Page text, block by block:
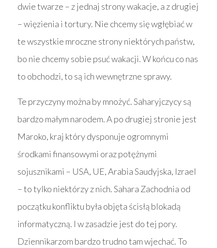
dwie twarze – z jednaj strony wakacje, a z drugiej
– więzienia i tortury. Nie chcemy się wgłębiać w
te wszystkie mroczne strony niektórych państw,
bo nie chcemy sobie psuć wakacji. W końcu co nas
to obchodzi, to są ich wewnętrzne sprawy.
Te przyczyny można by mnożyć. Saharyjczycy są
bardzo małym narodem. A po drugiej stronie jest
Maroko, kraj który dysponuje ogromnymi
środkami finansowymi oraz potężnymi
sojusznikami – USA, UE, Arabia Saudyjska, Izrael
– to tylko niektórzy z nich. Sahara Zachodnia od
początku konfliktu była objęta ścisłą blokadą
informatyczną. I w zasadzie jest do tej pory.
Dziennikarzom bardzo trudno tam wjechać. To